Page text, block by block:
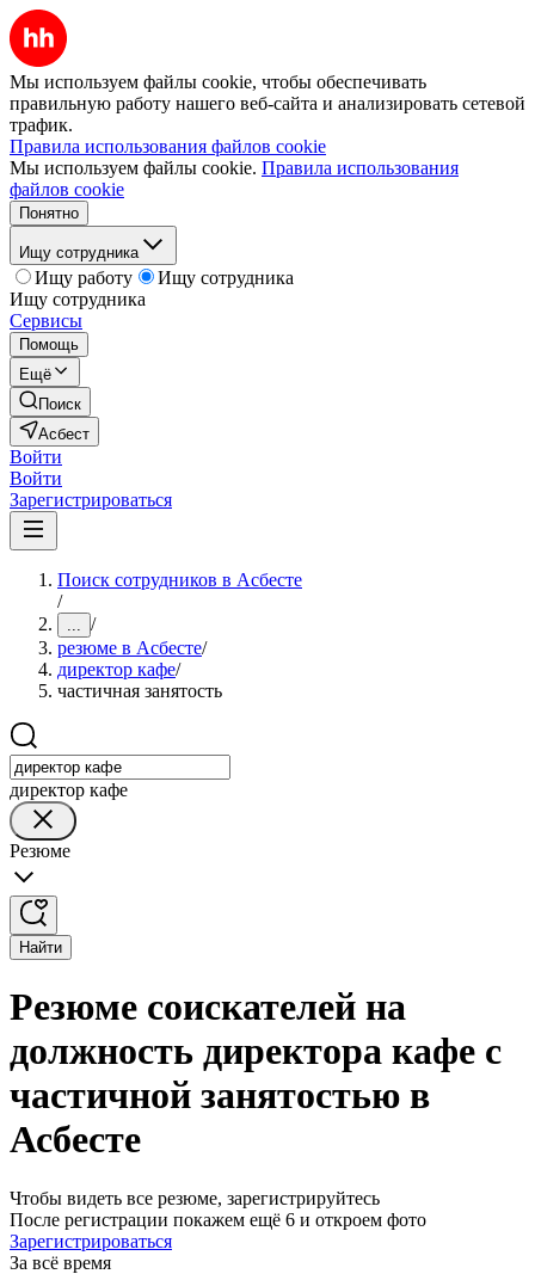
Мы используем файлы cookie, чтобы обеспечивать
правильную работу нашего веб-сайта и анализировать сетевой
трафик.
Правила использования файлов cookie
Мы используем файлы cookie. Правила использования
файлов cookie
Понятно
Ищу сотрудника
Ищу работу
Ищу сотрудника
Ищу сотрудника
Сервисы
Помощь
Ещё
Поиск
Асбест
Войти
Войти
Зарегистрироваться
Поиск сотрудников в Асбесте
/
... /
резюме в Асбесте/
директор кафе/
частичная занятость
директор кафе
Резюме
Найти
Резюме соискателей на
должность директора кафе с
частичной занятостью в
Асбесте
Чтобы видеть все резюме, зарегистрируйтесь
После регистрации покажем ещё 6 и откроем фото
Зарегистрироваться
За всё время